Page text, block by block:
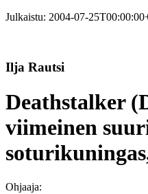
Julkaistu: 2004-07-
Ilja Rautsi
Deathstalker
viimeinen
Ohjaaja: